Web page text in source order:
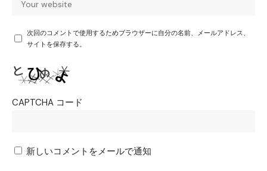
次回のコメントで使用するためブラウザーに自分の名前、メールアドレス、
サイトを保存する。
CAPTCHA コード
新しいコメントをメールで通知